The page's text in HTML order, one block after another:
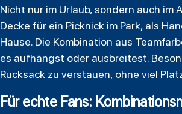
Nicht nur im Urlaub, sondern auch
Decke für ein Picknick im Park, als
Hause. Die Kombination aus
es aufhängst oder ausbreitest.
Rucksack zu verstauen, ohne viel
Für echte Fans: